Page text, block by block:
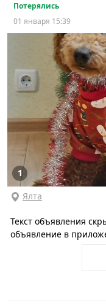
Потерялись
01 января 15:39
1
Ялта
Текст объявления
объявление в